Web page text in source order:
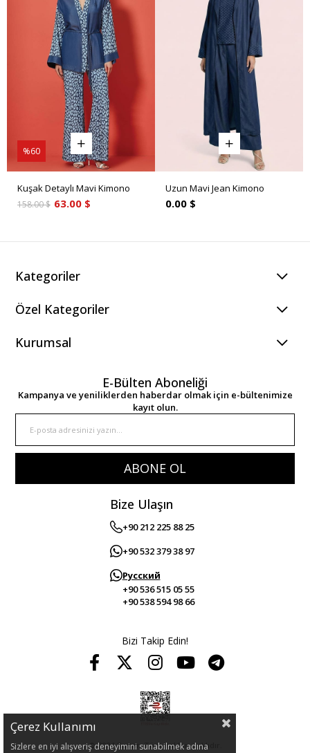
Kuşak Detaylı Mavi Kimono
63.00 $
158.00 $
%60
Uzun Mavi Jean Kimono
0.00 $
Kategoriler
Özel Kategoriler
Kurumsal
E-Bülten Aboneliği
Kampanya ve yeniliklerden haberdar olmak için e-bültenimize
kayıt olun.
ABONE OL
Bize Ulaşın
+90 212 225 88 25
+90 532 379 38 97
Русский
+90 536 515 05 55
+90 538 594 98 66
Bizi Takip Edin!
© 2024 Guitar. Tüm hakları saklıdır.
Çerez Kullanımı
Sizlere en iyi alışveriş deneyimini sunabilmek adına